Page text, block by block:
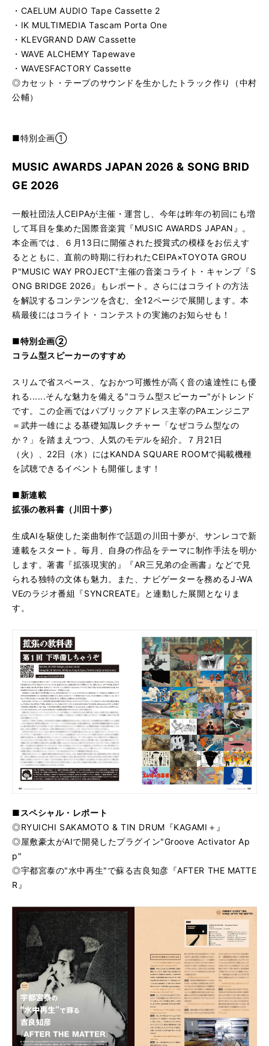
・CAELUM AUDIO Tape Cassette 2
・IK MULTIMEDIA Tascam Porta One
・KLEVGRAND DAW Cassette
・WAVE ALCHEMY Tapewave
・WAVESFACTORY Cassette
◎カセット・テープのサウンドを生かしたトラック作り（中村
公輔）
■特別企画①
MUSIC AWARDS JAPAN 2026 & SONG BRID
GE 2026
一般社団法人CEIPAが主催・運営し、今年は昨年の初回にも増
して耳目を集めた国際音楽賞『MUSIC AWARDS JAPAN』。
本企画では、６月13日に開催された授賞式の模様をお伝えす
るとともに、直前の時期に行われたCEIPA×TOYOTA GROU
P"MUSIC WAY PROJECT"主催の音楽コライト・キャンプ『S
ONG BRIDGE 2026』もレポート。さらにはコライトの方法
を解説するコンテンツを含む、全12ページで展開します。本
稿最後にはコライト・コンテストの実施のお知らせも！
■特別企画②
コラム型スピーカーのすすめ
スリムで省スペース、なおかつ可搬性が高く音の遠達性にも優
れる......そんな魅力を備える"コラム型スピーカー"がトレンド
です。この企画ではパブリックアドレス主宰のPAエンジニア
＝武井一雄による基礎知識レクチャー「なぜコラム型なの
か？」を踏まえつつ、人気のモデルを紹介。７月21日
（火）、22日（水）にはKANDA SQUARE ROOMで掲載機種
を試聴できるイベントも開催します！
■新連載
拡張の教科書（川田十夢）
生成AIを駆使した楽曲制作で話題の川田十夢が、サンレコで新
連載をスタート。毎月、自身の作品をテーマに制作手法を明か
します。著書『拡張現実的』『AR三兄弟の企画書』などで見
られる独特の文体も魅力。また、ナビゲーターを務めるJ-WA
VEのラジオ番組『SYNCREATE』と連動した展開となりま
す。
■スペシャル・レポート
◎RYUICHI SAKAMOTO & TIN DRUM『KAGAMI＋』
◎屋敷豪太がAIで開発したプラグイン"Groove Activator Ap
p"
◎宇都宮泰の"水中再生"で蘇る吉良知彦『AFTER THE MATTE
R』